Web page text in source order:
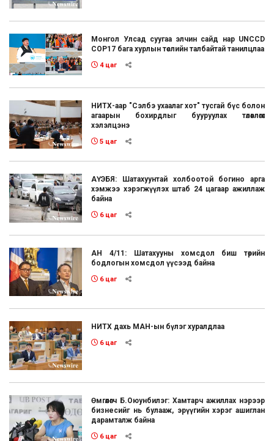
Монгол Улсад суугаа элчин сайд нар UNCCD
COP17 бага хурлын төслийн талбайтай танилцлаа
4 цаг
НИТХ-аар "Сэлбэ ухаалаг хот" тусгай бүс болон
агаарын бохирдлыг бууруулах төлөвлөгөөг
хэлэлцэнэ
5 цаг
АҮЭБЯ: Шатахуунтай холбоотой богино арга
хэмжээ хэрэгжүүлэх штаб 24 цагаар ажиллаж
байна
6 цаг
АН 4/11: Шатахууны хомсдол биш төрийн
бодлогын хомсдол үүсээд байна
6 цаг
НИТХ дахь МАН-ын бүлэг хуралдлаа
6 цаг
Өмгөөлөгч Б.Оюунбилэг: Хамтарч ажиллах нэрээр
бизнесийг нь булааж, эрүүгийн хэрэг ашиглан
дарамталж байна
6 цаг